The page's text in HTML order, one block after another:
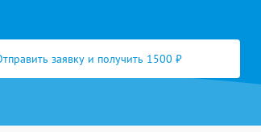
заявку и получить 1500 ₽